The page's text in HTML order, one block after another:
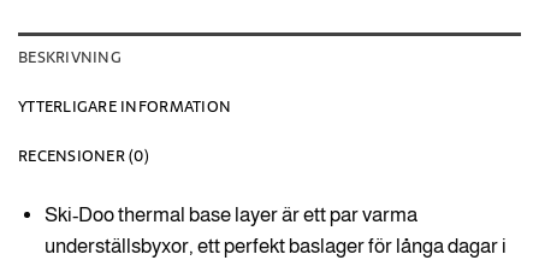
BESKRIVNING
YTTERLIGARE INFORMATION
RECENSIONER (0)
Ski-Doo thermal base layer är ett par varma
underställsbyxor, ett perfekt baslager för långa dagar i